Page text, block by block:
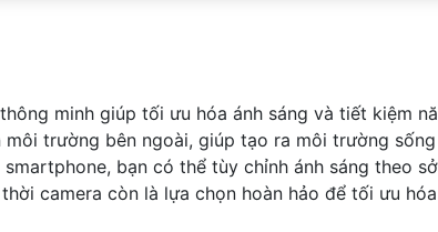
minh giúp tối ưu hóa ánh sáng và tiết kiệm
trường bên ngoài, giúp tạo ra môi trường
bạn có thể tùy chỉnh ánh sáng theo
camera còn là lựa chọn hoàn hảo để tối ưu